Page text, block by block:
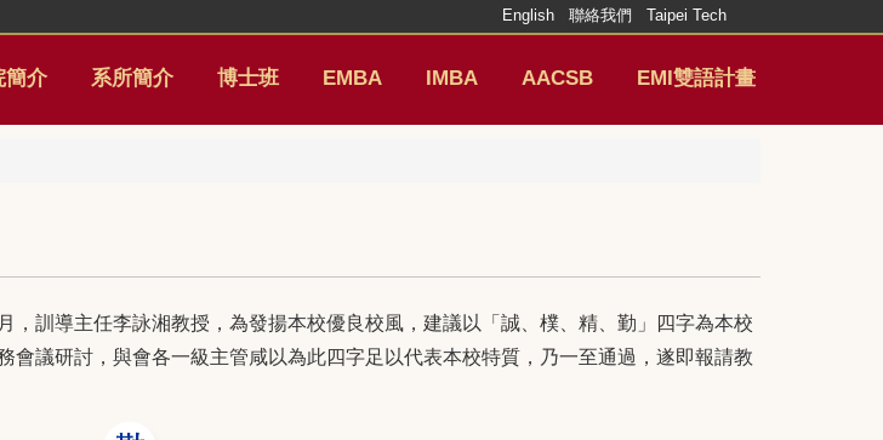
簡介 系所簡介 博士班 EMBA IMBA AACSB EMI雙語計畫
English 聯絡我們 Taipei Tech
訓導主任李詠湘教授，為發揚本校優良校風，建議以「誠、樸、精、勤」四字為本校
議研討，與會各一級主管咸以為此四字足以代表本校特質，乃一至通過，遂即報請教